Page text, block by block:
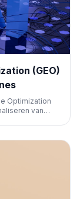
(GEO)
Optimization
van
AI-tijdperk.